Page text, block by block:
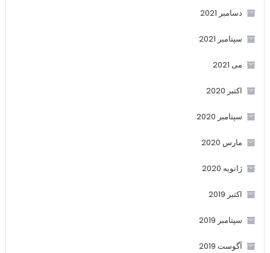
دسامبر 2021
سپتامبر 2021
می 2021
اکتبر 2020
سپتامبر 2020
مارس 2020
ژانویه 2020
اکتبر 2019
سپتامبر 2019
آگوست 2019